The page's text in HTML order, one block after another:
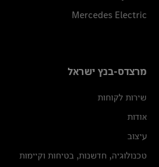
Mercedes Electric
מרצדס-בנץ ישראל
שירות לקוחות
אודות
עיצוב
טכנולוגיה, חדשנות, בטיחות וקיימות